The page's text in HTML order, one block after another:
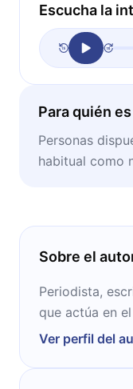
Escucha la
Para quién es
Personas
habitual como
Sobre el
Periodista,
que actúa en
cultural. Fue
de Columbia y
Ver perfil del